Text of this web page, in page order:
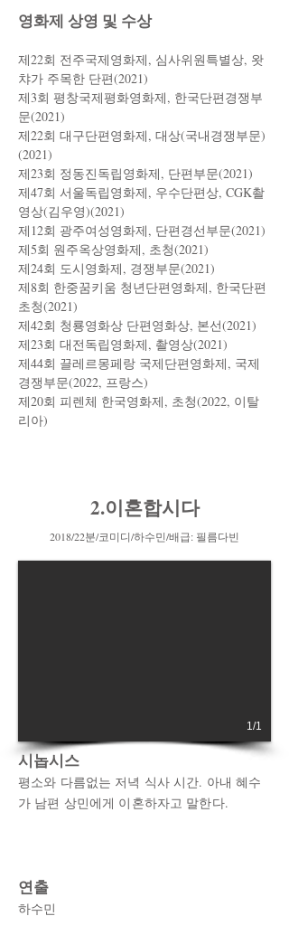
​영화제 상영 및 수상
제22회 전주국제영화제, 심사위원특별상, 왓
챠가 주목한 단편(2021)
​제3회 평창국제평화영화제, 한국단편경쟁부
문(2021)
제22회 대구단편영화제, 대상(국내경쟁부문)
(2021)
​제23회 정동진독립영화제, 단편부문(2021)
제47회 서울독립영화제, 우수단편상, CGK촬
영상(김우영)(2021)
제12회 광주여성영화제, 단편경선부문(2021)
제5회 원주옥상영화제, 초청(2021)
제24회 도시영화제, 경쟁부문(2021)
제8회 한중꿈키움 청년단편영화제, 한국단편
초청(2021)
제42회 청룡영화상 단편영화상, 본선(2021)
​제23회 대전독립영화제, 촬영상(2021)
제44회 끌레르몽페랑 국제단편영화제, 국제
경쟁부문(2022, 프랑스)
제20회 피렌체 한국영화제, 초청(2022, 이탈
리아)
2.이혼합시다
2018/22분/코미디/하수민/배급: 필름다빈
1/1
시놉시스
평소와 다름없는 저녁 식사 시간. 아내 혜수
가 남편 상민에게 이혼하자고 말한다.
연출
하수민